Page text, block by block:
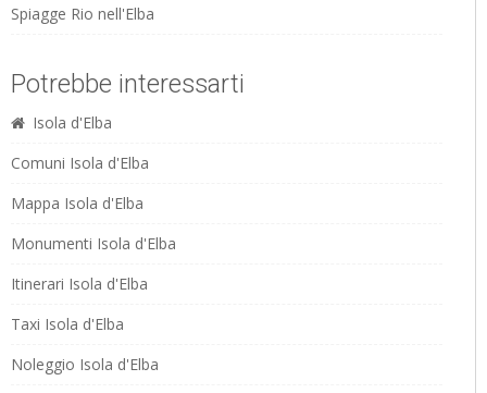
Spiagge Rio nell'Elba
Potrebbe interessarti
Isola d'Elba
Comuni Isola d'Elba
Mappa Isola d'Elba
Monumenti Isola d'Elba
Itinerari Isola d'Elba
Taxi Isola d'Elba
Noleggio Isola d'Elba